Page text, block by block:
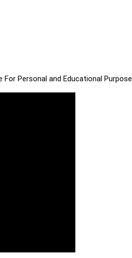
Personal and Educational Purpose